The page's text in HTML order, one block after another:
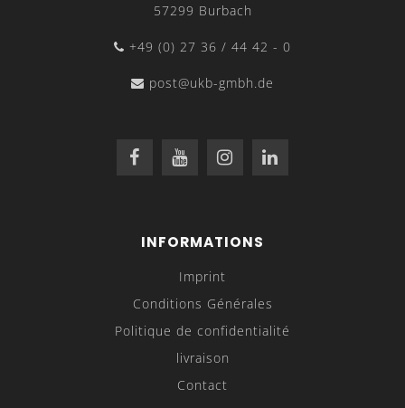
57299 Burbach
+49 (0) 27 36 / 44 42 - 0
post@ukb-gmbh.de
INFORMATIONS
Imprint
Conditions Générales
Politique de confidentialité
livraison
Contact